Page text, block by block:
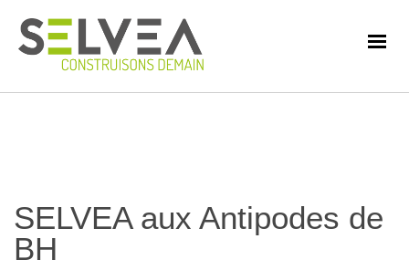
SELVEA aux Antipodes de
BH